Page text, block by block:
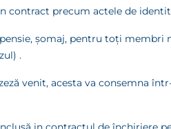
contract precum actele de
şomaj, pentru toţi
.
venit, acesta va consemna